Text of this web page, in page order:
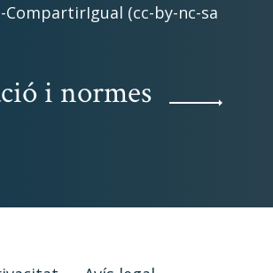
CompartirIgual (cc-by-nc-sa
i normes